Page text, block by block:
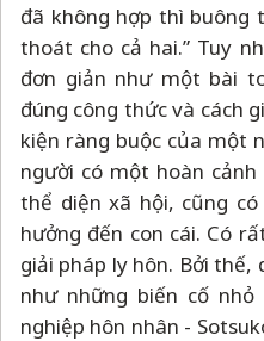
đã không hợp thì buông
thoát cho cả hai.” Tuy
đơn giản như một bài
đúng công thức và cách
kiện ràng buộc của một
người có một hoàn
thể diện xã hội, cũng
hưởng đến con cái. Có
giải pháp ly hôn. Bởi thế,
như những biến cố
nghiệp hôn nhân -